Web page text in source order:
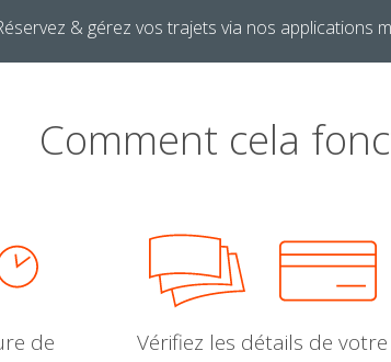
& gérez vos trajets via nos applications
Comment cela
de
Vérifiez les détails de votre